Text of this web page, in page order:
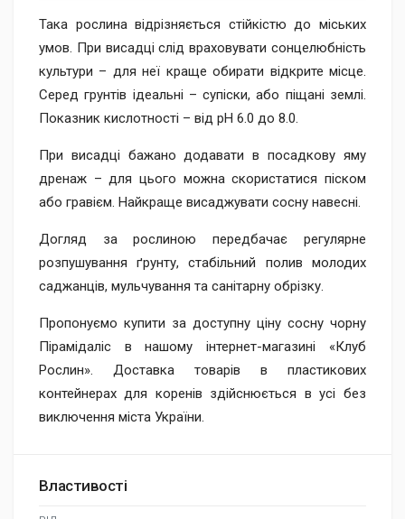
Така рослина відрізняється стійкістю до міських
умов. При висадці слід враховувати сонцелюбність
культури – для неї краще обирати відкрите місце.
Серед грунтів ідеальні – супіски, або піщані землі.
Показник кислотності – від pH 6.0 до 8.0.
При висадці бажано додавати в посадкову яму
дренаж – для цього можна скористатися піском
або гравієм. Найкраще висаджувати сосну навесні.
Догляд за рослиною передбачає регулярне
розпушування ґрунту, стабільний полив молодих
саджанців, мульчування та санітарну обрізку.
Пропонуємо купити за доступну ціну сосну чорну
Пірамідаліс в нашому інтернет-магазині «Клуб
Рослин». Доставка товарів в пластикових
контейнерах для коренів здійснюється в усі без
виключення міста України.
Властивості